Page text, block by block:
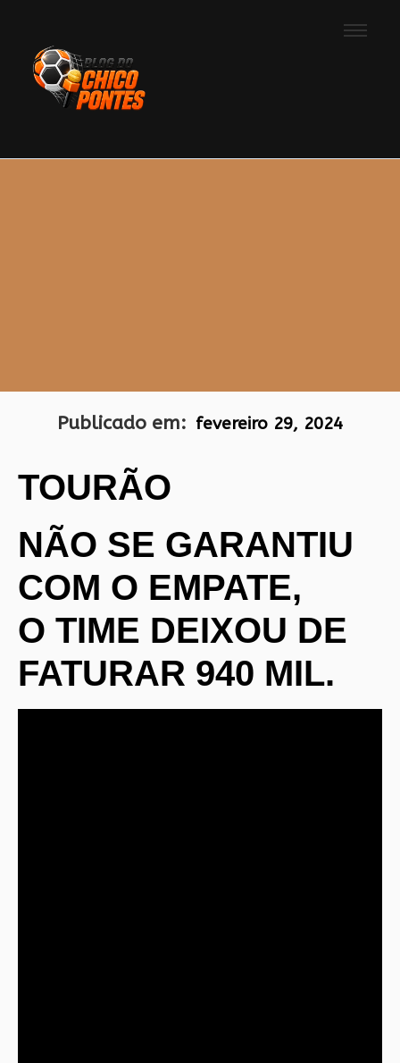
Publicado em: fevereiro 29, 2024
TOURÃO
NÃO SE GARANTIU
COM O EMPATE,
O TIME DEIXOU DE
FATURAR 940 MIL.